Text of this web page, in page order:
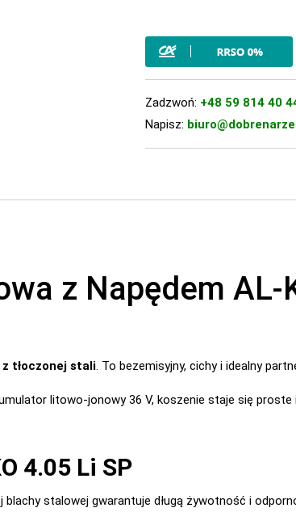
Zadzwoń: +48 59 814 40
Napisz:
z Napędem AL-
z tłoczonej stali. To bezemisyjny, cichy i idealny
litowo-jonowy 36 V, koszenie staje się
4.05 Li SP
blachy stalowej gwarantuje długą żywotność i